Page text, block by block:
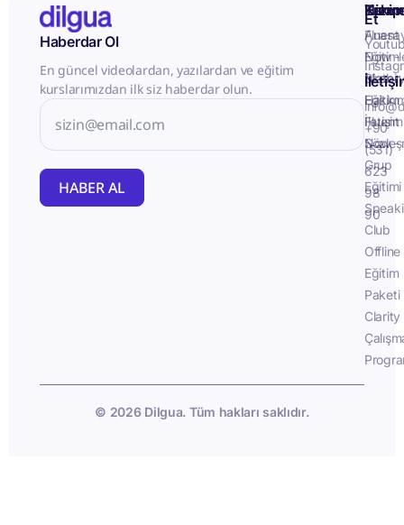
Haberdar Ol
En güncel videolardan, yazılardan ve eğitim
kurslarımızdan ilk siz haberdar olun.
HABER AL
İletişim
Fluent
Now -
Birebir
Eğitim
Fluent
Now -
Grup
Eğitimi
Club
Offline
Eğitim
Paketi
Clarity
Takip
Et
+90
(531)
623
98
90
© 2026 Dilgua. Tüm hakları saklıdır.